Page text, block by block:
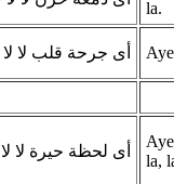
la.
أى جرحة قلب لا لا
أى لحظة حيرة لا لا
la,